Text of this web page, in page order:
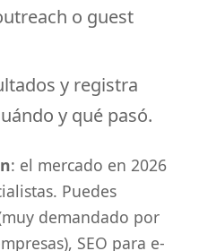
o guest
y registra
y qué pasó.
: el mercado en 2026
Puedes
demandado por
SEO para e-